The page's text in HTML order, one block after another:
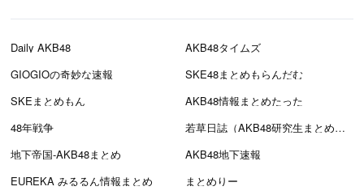
Daily AKB48
AKB48タイムズ
GIOGIOの奇妙な速報
SKE48まとめもらんだむ
SKEまとめもん
AKB48情報まとめたった
48年戦争
若草日誌（AKB48研究生まとめブログ）
地下帝国-AKB48まとめ
AKB48地下速報
EUREKA みるるん情報まとめ
まとめりー